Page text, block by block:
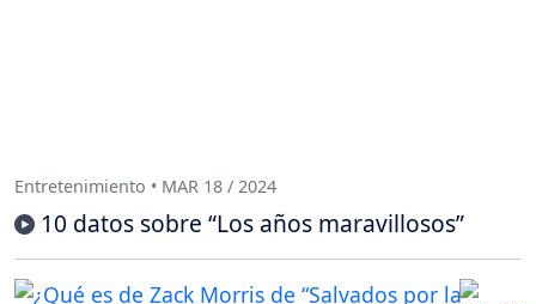
Entretenimiento • MAR 18 / 2024
10 datos sobre “Los años maravillosos”